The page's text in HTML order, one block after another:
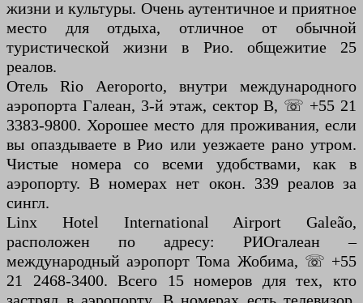
жизни и культуры. Очень аутентичное и приятное
место для отдыха, отличное от обычной
туристической жизни в Рио. общежитие 25
реалов.
Отель Rio Aeroporto, внутри международного
аэропорта Галеан, 3-й этаж, сектор B, ☏ +55 21
3383-9800. Хорошее место для проживания, если
вы опаздываете в Рио или уезжаете рано утром.
Чистые номера со всеми удобствами, как в
аэропорту. В номерах нет окон. 339 реалов за
сингл.
Linx Hotel International Airport Galeão,
расположен по адресу: РИОгалеан –
международный аэропорт Тома Жобима, ☏ +55
21 2468-3400. Всего 15 номеров для тех, кто